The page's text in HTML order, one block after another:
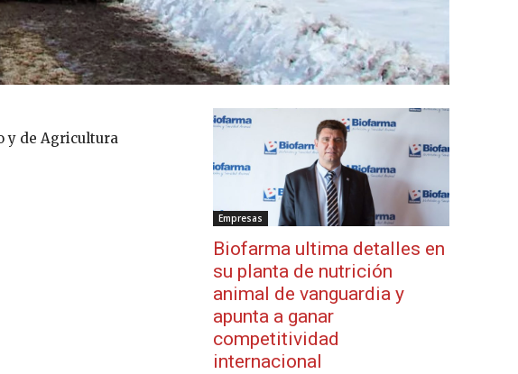
y de Agricultura
Empresas
Biofarma ultima detalles en
su planta de nutrición
animal de vanguardia y
apunta a ganar
competitividad
internacional